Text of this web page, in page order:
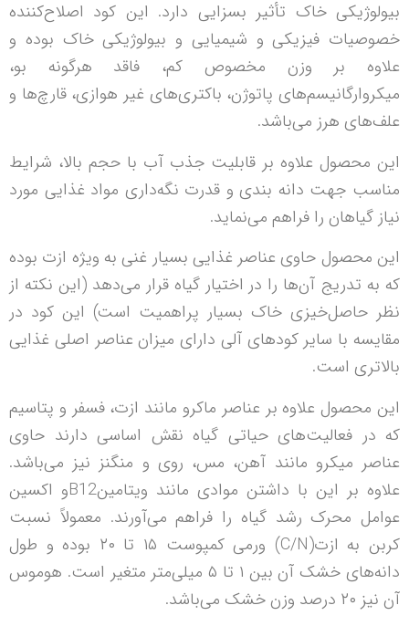
بیولوژیکی خاک تأثیر بسزایی دارد. این کود اصلاح‌کننده
خصوصیات فیزیکی و شیمیایی و بیولوژیکی خاک بوده و
علاوه بر وزن مخصوص کم، فاقد هرگونه بو،
میکروارگانیسم‌های پاتوژن، باکتری‌های غیر هوازی، قارچ‌ها و
علف‌های هرز می‌باشد.
این محصول علاوه بر قابلیت جذب آب با حجم بالا، شرایط
مناسب جهت دانه بندی و قدرت نگه‌داری مواد غذایی مورد
نیاز گیاهان را فراهم می‌نماید.
این محصول حاوی عناصر غذایی بسیار غنی به ویژه ازت بوده
که به تدریج آن‌ها را در اختیار گیاه قرار می‌دهد (این نکته از
نظر حاصل‌خیزی خاک بسیار پراهمیت است) این کود در
مقایسه با سایر کودهای آلی دارای میزان عناصر اصلی غذایی
بالاتری است.
این محصول علاوه بر عناصر ماکرو مانند ازت، فسفر و پتاسیم
که در فعالیت‌های حیاتی گیاه نقش اساسی دارند حاوی
عناصر میکرو مانند آهن، مس، روی و منگنز نیز می‌باشد.
علاوه بر این با داشتن موادی مانند ویتامینB12و اکسین
عوامل محرک رشد گیاه را فراهم می‌آورند. معمولاً نسبت
کربن به ازت(C/N) ورمی کمپوست ۱۵ تا ۲۰ بوده و طول
دانه‌های خشک آن بین ۱ تا ۵ میلی‌متر متغیر است. هوموس
آن نیز ۲۰ درصد وزن خشک می‌باشد.